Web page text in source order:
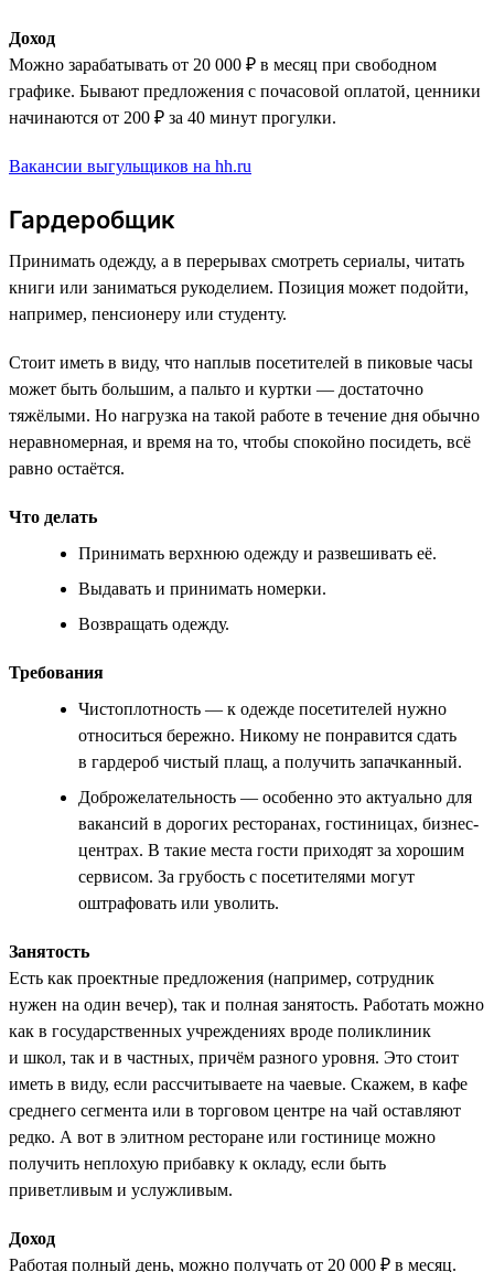
Доход
Можно зарабатывать от 20 000 ₽ в месяц при свободном
графике. Бывают предложения с почасовой оплатой, ценники
начинаются от 200 ₽ за 40 минут прогулки.
Вакансии выгульщиков на hh.ru
Гардеробщик
Принимать одежду, а в перерывах смотреть сериалы, читать
книги или заниматься рукоделием. Позиция может подойти,
например, пенсионеру или студенту.
Стоит иметь в виду, что наплыв посетителей в пиковые часы
может быть большим, а пальто и куртки — достаточно
тяжёлыми. Но нагрузка на такой работе в течение дня обычно
неравномерная, и время на то, чтобы спокойно посидеть, всё
равно остаётся.
Что делать
Принимать верхнюю одежду и развешивать её.
Выдавать и принимать номерки.
Возвращать одежду.
Требования
Чистоплотность — к одежде посетителей нужно
относиться бережно. Никому не понравится сдать
в гардероб чистый плащ, а получить запачканный.
Доброжелательность — особенно это актуально для
вакансий в дорогих ресторанах, гостиницах, бизнес-
центрах. В такие места гости приходят за хорошим
сервисом. За грубость с посетителями могут
оштрафовать или уволить.
Занятость
Есть как проектные предложения (например, сотрудник
нужен на один вечер), так и полная занятость. Работать можно
как в государственных учреждениях вроде поликлиник
и школ, так и в частных, причём разного уровня. Это стоит
иметь в виду, если рассчитываете на чаевые. Скажем, в кафе
среднего сегмента или в торговом центре на чай оставляют
редко. А вот в элитном ресторане или гостинице можно
получить неплохую прибавку к окладу, если быть
приветливым и услужливым.
Доход
Работая полный день, можно получать от 20 000 ₽ в месяц.